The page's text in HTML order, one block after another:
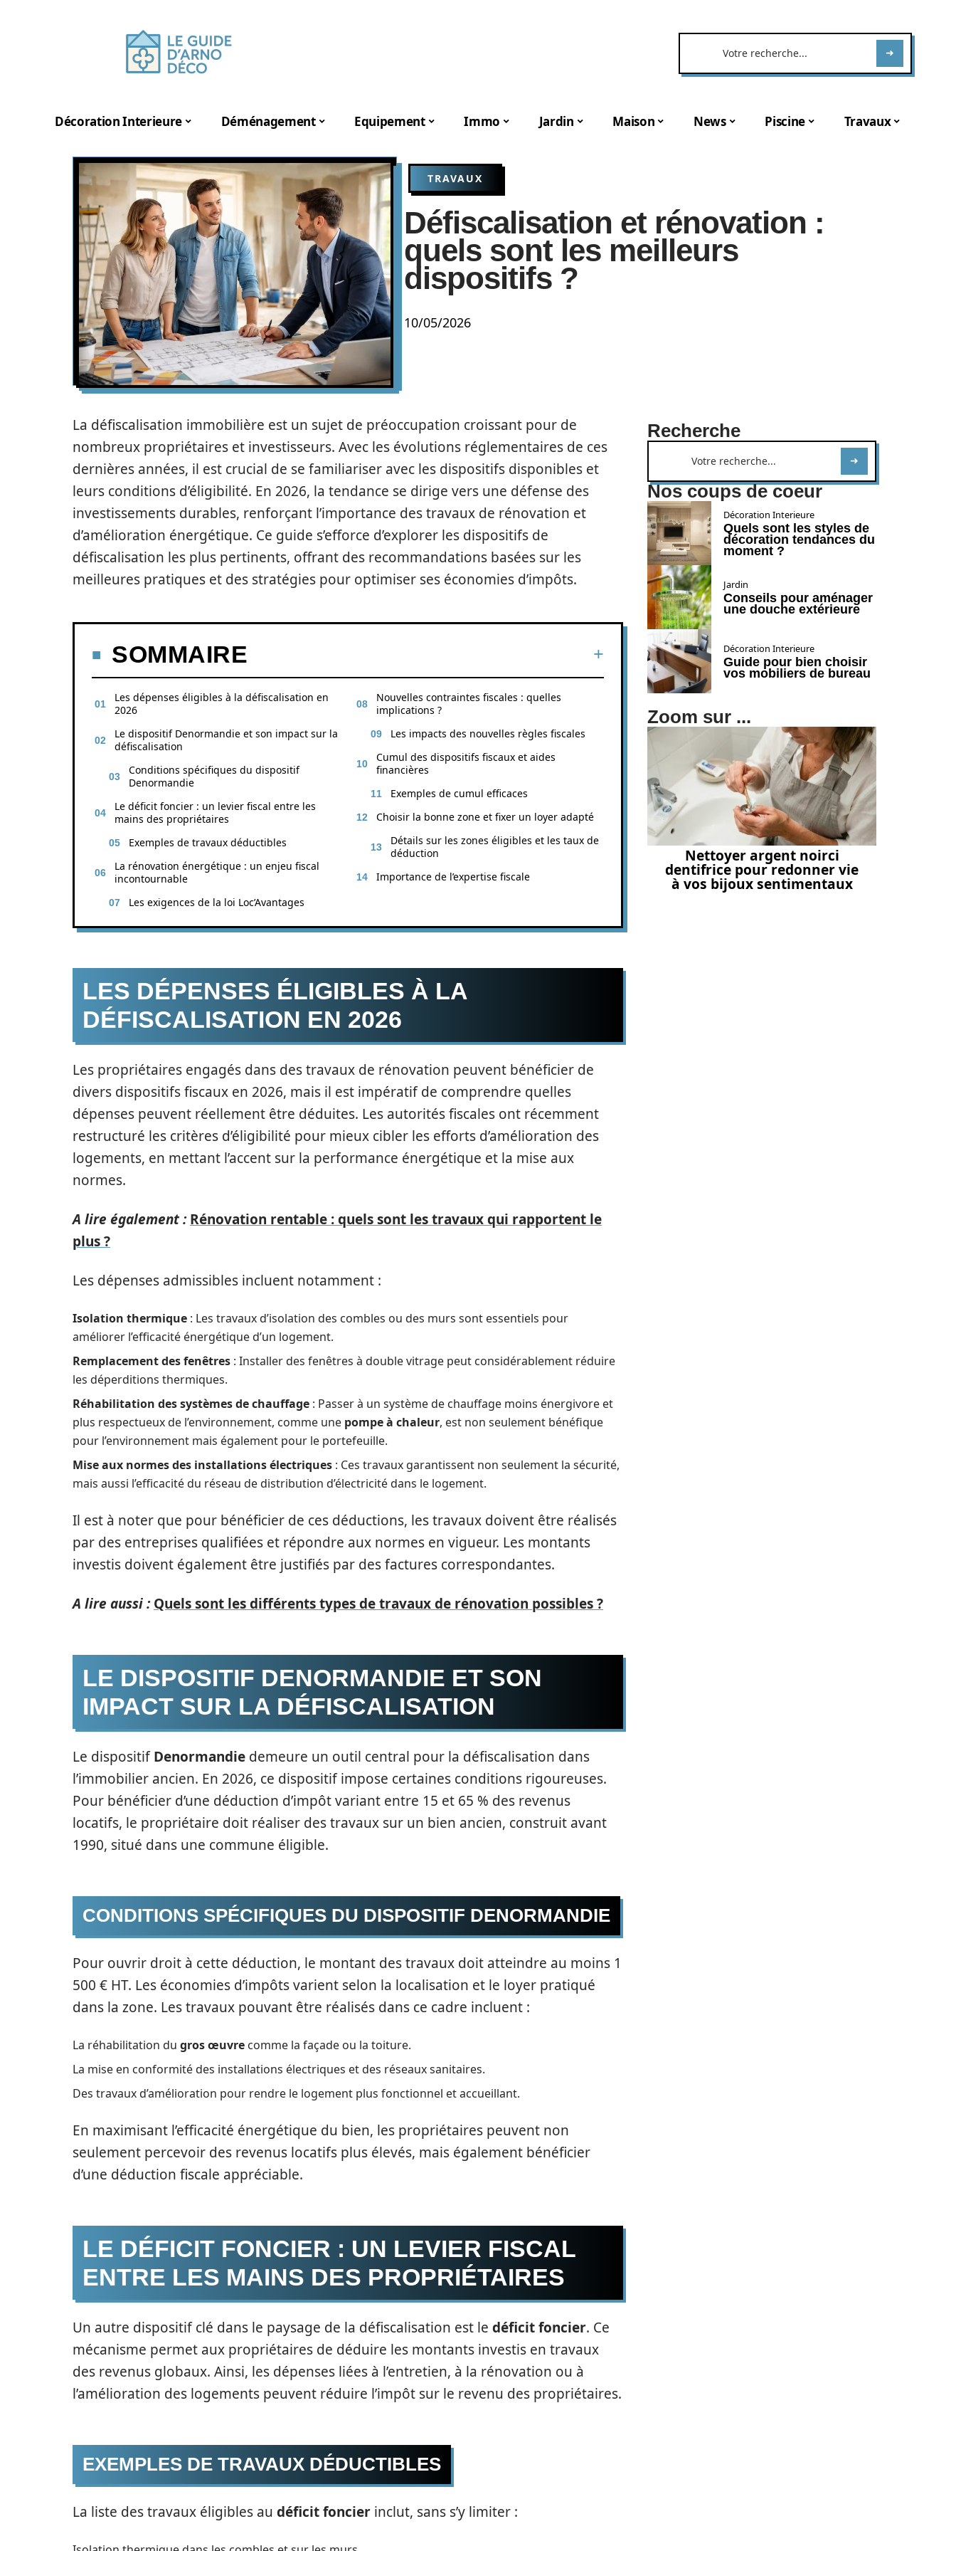
Décoration Interieure Déménagement Equipement Immo Jardin Maison News Piscine Travaux
TRAVAUX
Défiscalisation et rénovation :
quels sont les meilleurs
dispositifs ?
10/05/2026
La défiscalisation immobilière est un sujet de préoccupation croissant pour de
nombreux propriétaires et investisseurs. Avec les évolutions réglementaires de ces
dernières années, il est crucial de se familiariser avec les dispositifs disponibles et
leurs conditions d’éligibilité. En 2026, la tendance se dirige vers une défense des
investissements durables, renforçant l’importance des travaux de rénovation et
d’amélioration énergétique. Ce guide s’efforce d’explorer les dispositifs de
défiscalisation les plus pertinents, offrant des recommandations basées sur les
meilleures pratiques et des stratégies pour optimiser ses économies d’impôts.
SOMMAIRE
Les dépenses éligibles à la défiscalisation en
2026
Le dispositif Denormandie et son impact sur la
défiscalisation
Conditions spécifiques du dispositif
Denormandie
Le déficit foncier : un levier fiscal entre les
mains des propriétaires
Exemples de travaux déductibles
La rénovation énergétique : un enjeu fiscal
incontournable
Les exigences de la loi Loc’Avantages
Nouvelles contraintes fiscales : quelles
implications ?
Les impacts des nouvelles règles fiscales
Cumul des dispositifs fiscaux et aides
financières
Exemples de cumul efficaces
Choisir la bonne zone et fixer un loyer adapté
Détails sur les zones éligibles et les taux de
déduction
Importance de l’expertise fiscale
LES DÉPENSES ÉLIGIBLES À LA
DÉFISCALISATION EN 2026
Les propriétaires engagés dans des travaux de rénovation peuvent bénéficier de
divers dispositifs fiscaux en 2026, mais il est impératif de comprendre quelles
dépenses peuvent réellement être déduites. Les autorités fiscales ont récemment
restructuré les critères d’éligibilité pour mieux cibler les efforts d’amélioration des
logements, en mettant l’accent sur la performance énergétique et la mise aux
normes.
A lire également : Rénovation rentable : quels sont les travaux qui rapportent le
plus ?
Les dépenses admissibles incluent notamment :
Isolation thermique : Les travaux d’isolation des combles ou des murs sont essentiels pour
améliorer l’efficacité énergétique d’un logement.
Remplacement des fenêtres : Installer des fenêtres à double vitrage peut considérablement réduire
les déperditions thermiques.
Réhabilitation des systèmes de chauffage : Passer à un système de chauffage moins énergivore et
plus respectueux de l’environnement, comme une pompe à chaleur, est non seulement bénéfique
pour l’environnement mais également pour le portefeuille.
Mise aux normes des installations électriques : Ces travaux garantissent non seulement la sécurité,
mais aussi l’efficacité du réseau de distribution d’électricité dans le logement.
Il est à noter que pour bénéficier de ces déductions, les travaux doivent être réalisés
par des entreprises qualifiées et répondre aux normes en vigueur. Les montants
investis doivent également être justifiés par des factures correspondantes.
A lire aussi : Quels sont les différents types de travaux de rénovation possibles ?
LE DISPOSITIF DENORMANDIE ET SON
IMPACT SUR LA DÉFISCALISATION
Le dispositifDenormandie demeure un outil central pour la défiscalisation dans
l’immobilier ancien. En 2026, ce dispositif impose certaines conditions rigoureuses.
Pour bénéficier d’une déduction d’impôt variant entre 15 et 65 % des revenus
locatifs, le propriétaire doit réaliser des travaux sur un bien ancien, construit avant
1990, situé dans une commune éligible.
CONDITIONS SPÉCIFIQUES DU DISPOSITIF DENORMANDIE
Pour ouvrir droit à cette déduction, le montant des travaux doit atteindre au moins 1
500 € HT. Les économies d’impôts varient selon la localisation et le loyer pratiqué
dans la zone. Les travaux pouvant être réalisés dans ce cadre incluent :
La réhabilitation du gros œuvre comme la façade ou la toiture.
La mise en conformité des installations électriques et des réseaux sanitaires.
Des travaux d’amélioration pour rendre le logement plus fonctionnel et accueillant.
En maximisant l’efficacité énergétique du bien, les propriétaires peuvent non
seulement percevoir des revenus locatifs plus élevés, mais également bénéficier
d’une déduction fiscale appréciable.
LE DÉFICIT FONCIER : UN LEVIER FISCAL
ENTRE LES MAINS DES PROPRIÉTAIRES
Un autre dispositif clé dans le paysage de la défiscalisation est le déficit foncier. Ce
mécanisme permet aux propriétaires de déduire les montants investis en travaux
des revenus globaux. Ainsi, les dépenses liées à l’entretien, à la rénovation ou à
l’amélioration des logements peuvent réduire l’impôt sur le revenu des propriétaires.
EXEMPLES DE TRAVAUX DÉDUCTIBLES
La liste des travaux éligibles au déficit foncier inclut, sans s’y limiter :
Recherche
Nos coups de coeur
Décoration Interieure
Quels sont les styles de
décoration tendances du
moment ?
Jardin
Conseils pour aménager
une douche extérieure
Décoration Interieure
Guide pour bien choisir
vos mobiliers de bureau
Zoom sur ...
Nettoyer argent noirci
dentifrice pour redonner vie
à vos bijoux sentimentaux